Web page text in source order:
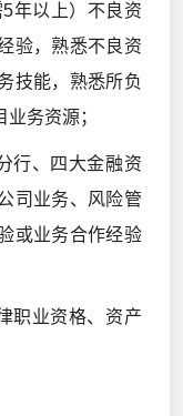
年以上）不良资
验，熟悉不良资
技能，熟悉所负
务资源；
行、四大金融资
司业务、风险管
或业务合作经验
职业资格、资产